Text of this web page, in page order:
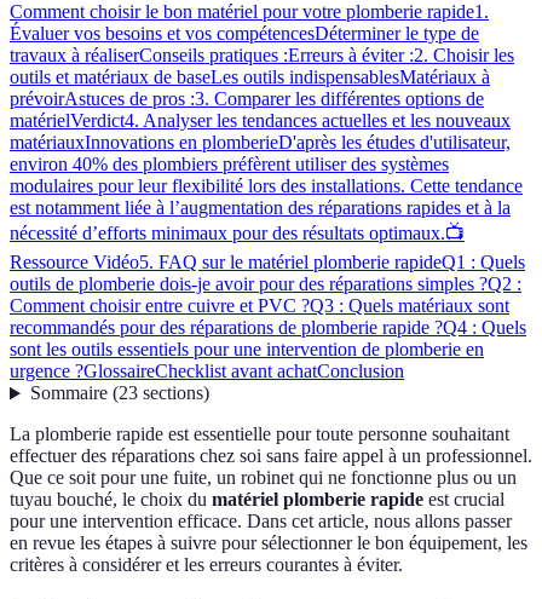
Comment choisir le bon matériel pour votre plomberie rapide1.
Évaluer vos besoins et vos compétencesDéterminer le type de
travaux à réaliserConseils pratiques :Erreurs à éviter :2. Choisir les
outils et matériaux de baseLes outils indispensablesMatériaux à
prévoirAstuces de pros :3. Comparer les différentes options de
matérielVerdict4. Analyser les tendances actuelles et les nouveaux
matériauxInnovations en plomberieD'après les études d'utilisateur,
environ 40% des plombiers préfèrent utiliser des systèmes
modulaires pour leur flexibilité lors des installations. Cette tendance
est notamment liée à l’augmentation des réparations rapides et à la
nécessité d’efforts minimaux pour des résultats optimaux.📺
Ressource Vidéo5. FAQ sur le matériel plomberie rapideQ1 : Quels
outils de plomberie dois-je avoir pour des réparations simples ?Q2 :
Comment choisir entre cuivre et PVC ?Q3 : Quels matériaux sont
recommandés pour des réparations de plomberie rapide ?Q4 : Quels
sont les outils essentiels pour une intervention de plomberie en
urgence ?GlossaireChecklist avant achatConclusion
Sommaire(23 sections)
La plomberie rapide est essentielle pour toute personne souhaitant
effectuer des réparations chez soi sans faire appel à un professionnel.
Que ce soit pour une fuite, un robinet qui ne fonctionne plus ou un
tuyau bouché, le choix du matériel plomberie rapide est crucial
pour une intervention efficace. Dans cet article, nous allons passer
en revue les étapes à suivre pour sélectionner le bon équipement, les
critères à considérer et les erreurs courantes à éviter.